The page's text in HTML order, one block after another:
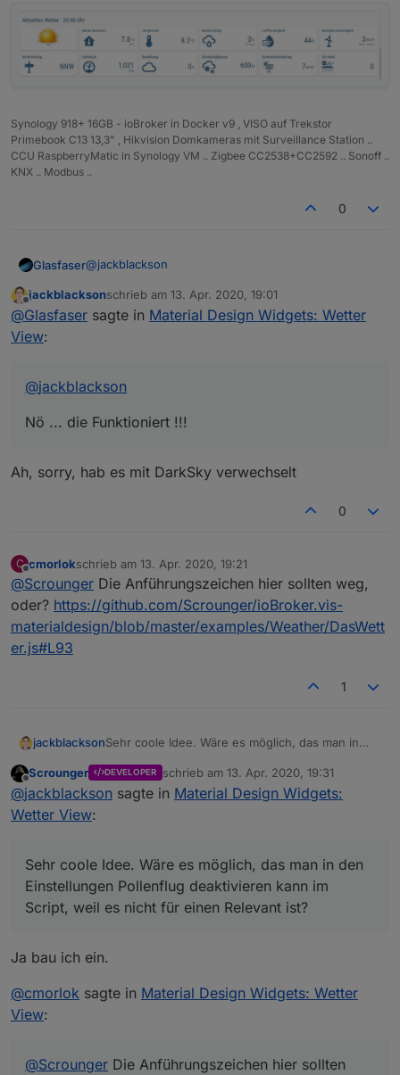
Synology 918+ 16GB - ioBroker in Docker v9 , VISO auf Trekstor
Primebook C13 13,3" , Hikvision Domkameras mit Surveillance Station ..
CCU RaspberryMatic in Synology VM .. Zigbee CC2538+CC2592 .. Sonoff ..
KNX .. Modbus ..
0
Glasfaser@jackblackson
Nö ... die Funktioniert !!!
Offline
jackblacksonschrieb am 13. Apr. 2020, 19:01
zuletzt editiert von
@Glasfaser sagte in Material Design Widgets: Wetter
View:
@jackblackson
Nö ... die Funktioniert !!!
Ah, sorry, hab es mit DarkSky verwechselt
0
C
Offline
cmorlokschrieb am 13. Apr. 2020, 19:21
zuletzt editiert von
@Scrounger Die Anführungszeichen hier sollten weg,
oder? https://github.com/Scrounger/ioBroker.vis-
materialdesign/blob/master/examples/Weather/DasWett
er.js#L93
1
jackblacksonSehr coole Idee. Wäre es möglich, das man in
im Script, weil es nicht für einen Relevant ist?
Finde es nicht so sinnvoll, wenn ich extra den
Offline
Scrounger DEVELOPER schrieb am 13. Apr. 2020, 19:31
zuletzt editiert von
@jackblackson sagte in Material Design Widgets:
Wetter View:
Sehr coole Idee. Wäre es möglich, das man in den
Einstellungen Pollenflug deaktivieren kann im
Script, weil es nicht für einen Relevant ist?
Ja bau ich ein.
@cmorlok sagte in Material Design Widgets: Wetter
View:
@Scrounger Die Anführungszeichen hier sollten